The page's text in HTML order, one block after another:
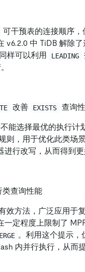
可干预表的连接顺序
v6.2.0 中 TiDB 解除了
样可以利用
LEADING
改善 EXISTS 查询
能选择最优的执行计
则，用于优化此类场
进行改写，从而得到更
类查询性能
效方法，广泛应用于
定程度上限制了
。利用这个提示，
内并行执行，从而